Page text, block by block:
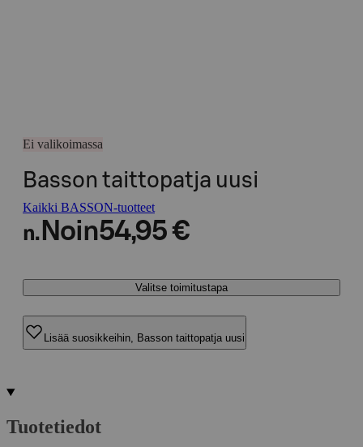
Ei valikoimassa
Basson taittopatja uusi
Kaikki BASSON-tuotteet
n. Noin54,95 €
Valitse toimitustapa
Lisää suosikkeihin, Basson taittopatja uusi
Tuotetiedot